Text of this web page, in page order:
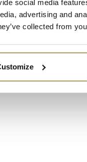
social media
advertising and
collected from